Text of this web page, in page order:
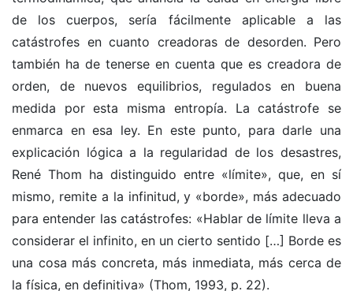
de los cuerpos, sería fácilmente aplicable a las
catástrofes en cuanto creadoras de desorden. Pero
también ha de tenerse en cuenta que es creadora de
orden, de nuevos equilibrios, regulados en buena
medida por esta misma entropía. La catástrofe se
enmarca en esa ley. En este punto, para darle una
explicación lógica a la regularidad de los desastres,
René Thom ha distinguido entre «límite», que, en sí
mismo, remite a la infinitud, y «borde», más adecuado
para entender las catástrofes: «Hablar de límite lleva a
considerar el infinito, en un cierto sentido […] Borde es
una cosa más concreta, más inmediata, más cerca de
la física, en definitiva» (Thom, 1993, p. 22).